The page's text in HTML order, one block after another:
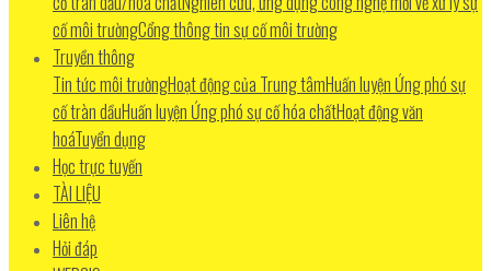
cố môi trườngCổng thông tin sự cố môi trường
Truyền thông
Tin tức môi trườngHoạt động của Trung tâmHuấn luyện Ứng phó sự
cố tràn dầuHuấn luyện Ứng phó sự cố hóa chấtHoạt động văn
hoáTuyển dụng
Học trực tuyến
TÀI LIỆU
Liên hệ
Hỏi đáp